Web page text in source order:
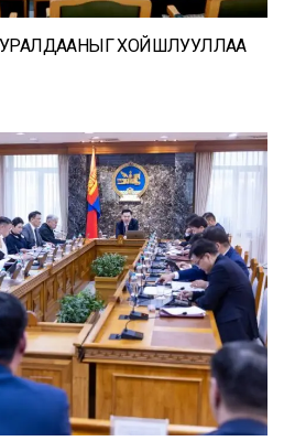
ХОЙШЛУУЛЛАА